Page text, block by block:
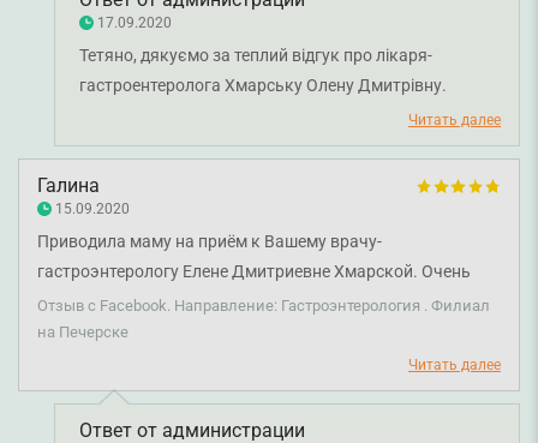
17.09.2020
Тетяно, дякуємо за теплий відгук про лікаря-
гастроентеролога Хмарську Олену Дмитрівну.
Дякуємо за довіру і щиро бажаємо вам міцного
здоров'я!
Читать далее
Галина
15.09.2020
Приводила маму на приём к Вашему врачу-
гастроэнтерологу Елене Дмитриевне Хмарской. Очень
остались довольны консультацией, мама очень поверила
доктору и теперь придерживается всех рекомендаций,
состояние здоровья улучшилось намного. Всем
рекомендую этого доктора и клинику.
Отзыв с Facebook. Направление: Гастроэнтерология . Филиал
на Печерске
Читать далее
Ответ от администрации